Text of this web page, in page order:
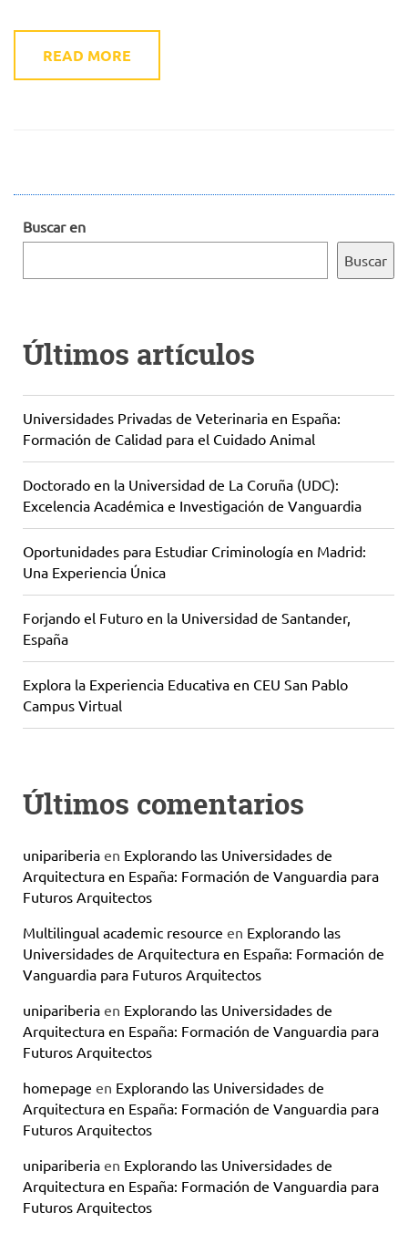
READ MORE
Buscar en
Buscar
Últimos artículos
Universidades Privadas de Veterinaria en España:
Formación de Calidad para el Cuidado Animal
Doctorado en la Universidad de La Coruña (UDC):
Excelencia Académica e Investigación de Vanguardia
Oportunidades para Estudiar Criminología en Madrid:
Una Experiencia Única
Forjando el Futuro en la Universidad de Santander,
España
Explora la Experiencia Educativa en CEU San Pablo
Campus Virtual
Últimos comentarios
unipariberia en Explorando las Universidades de
Arquitectura en España: Formación de Vanguardia para
Futuros Arquitectos
Multilingual academic resource en Explorando las
Universidades de Arquitectura en España: Formación de
Vanguardia para Futuros Arquitectos
unipariberia en Explorando las Universidades de
Arquitectura en España: Formación de Vanguardia para
Futuros Arquitectos
homepage en Explorando las Universidades de
Arquitectura en España: Formación de Vanguardia para
Futuros Arquitectos
unipariberia en Explorando las Universidades de
Arquitectura en España: Formación de Vanguardia para
Futuros Arquitectos